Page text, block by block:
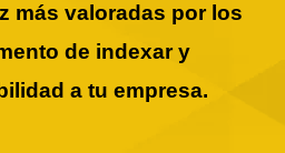
más valoradas por los
de indexar y
a tu empresa.